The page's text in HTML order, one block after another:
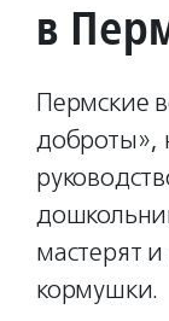
в
Пермские
доброты»,
мастерят
кормушки.